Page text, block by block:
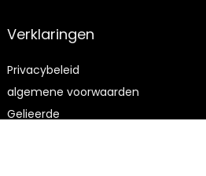
Verklaringen
Privacybeleid
algemene voorwaarden
Gelieerde